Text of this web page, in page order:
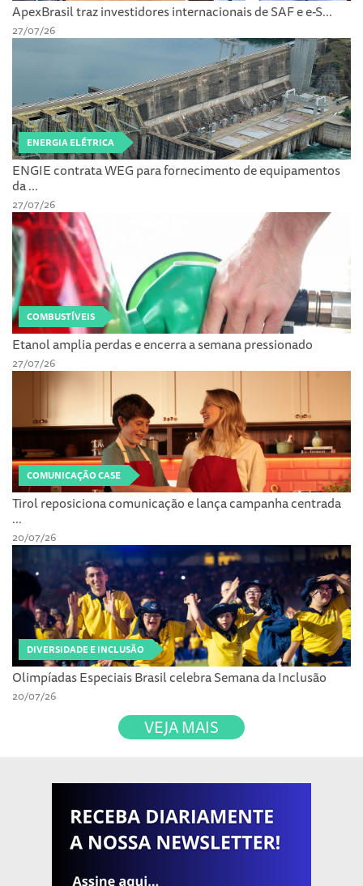
ApexBrasil traz investidores internacionais de SAF e e-S...
27/07/26
ENERGIA ELÉTRICA
ENGIE contrata WEG para fornecimento de equipamentos
da ...
27/07/26
COMBUSTÍVEIS
Etanol amplia perdas e encerra a semana pressionado
27/07/26
COMUNICAÇÃO CASE
Tirol reposiciona comunicação e lança campanha centrada
...
20/07/26
DIVERSIDADE E INCLUSÃO
Olimpíadas Especiais Brasil celebra Semana da Inclusão
20/07/26
VEJA MAIS